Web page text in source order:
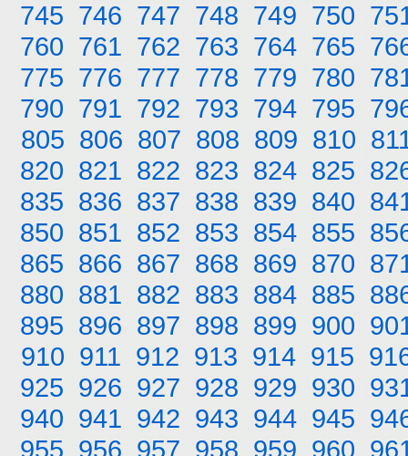
745 746 747 748 749 750
760 761 762 763 764 765
775 776 777 778 779 780
790 791 792 793 794 795
805 806 807 808 809 810
820 821 822 823 824 825
835 836 837 838 839 840
850 851 852 853 854 855
865 866 867 868 869 870
880 881 882 883 884 885
895 896 897 898 899 900
910 911 912 913 914 915
925 926 927 928 929 930
940 941 942 943 944 945
955 956 957 958 959 960